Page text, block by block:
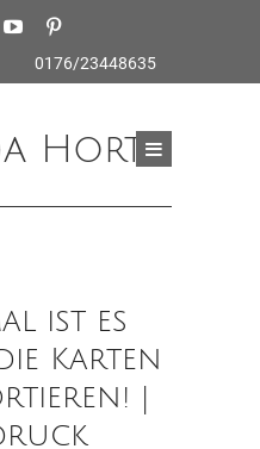
0176/23448635
Horte
ist es
Karten
|